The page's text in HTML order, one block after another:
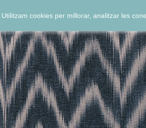
Utilitzam cookies per millorar, analitzar les